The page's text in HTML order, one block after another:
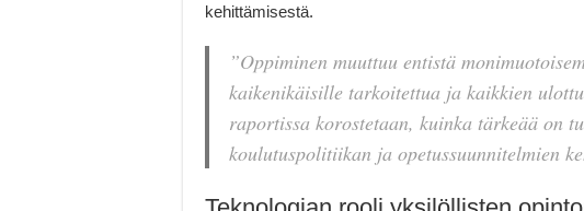
kehittämisestä.
”Oppiminen muuttuu entistä
kaikenikäisille tarkoitettua ja kaikkien
raportissa korostetaan, kuinka tärkeää on
koulutuspolitiikan ja opetussuunnitelmien